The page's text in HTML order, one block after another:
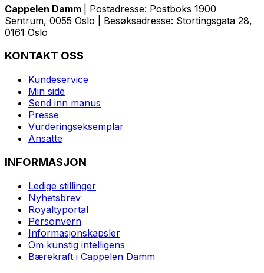
Cappelen Damm
| Postadresse: Postboks 1900
Sentrum, 0055 Oslo | Besøksadresse: Stortingsgata 28,
0161 Oslo
KONTAKT OSS
Kundeservice
Min side
Send inn manus
Presse
Vurderingseksemplar
Ansatte
INFORMASJON
Ledige stillinger
Nyhetsbrev
Royaltyportal
Personvern
Informasjonskapsler
Om kunstig intelligens
Bærekraft i Cappelen Damm